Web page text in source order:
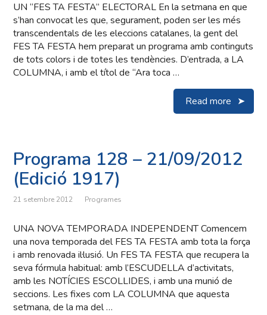
UN “FES TA FESTA” ELECTORAL En la setmana en que
s’han convocat les que, segurament, poden ser les més
transcendentals de les eleccions catalanes, la gent del
FES TA FESTA hem preparat un programa amb continguts
de tots colors i de totes les tendències. D’entrada, a LA
COLUMNA, i amb el títol de “Ara toca …
Read more
Programa 128 – 21/09/2012
(Edició 1917)
21 setembre 2012 Programes
UNA NOVA TEMPORADA INDEPENDENT Comencem
una nova temporada del FES TA FESTA amb tota la força
i amb renovada il·lusió. Un FES TA FESTA que recupera la
seva fórmula habitual: amb l’ESCUDELLA d’activitats,
amb les NOTÍCIES ESCOLLIDES, i amb una munió de
seccions. Les fixes com LA COLUMNA que aquesta
setmana, de la ma del …